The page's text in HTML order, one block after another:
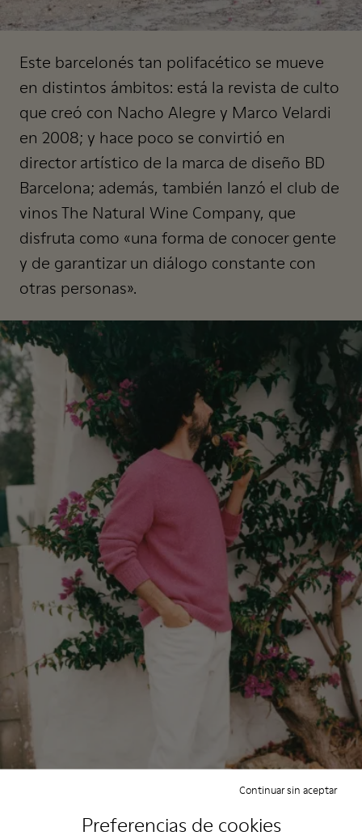
Preferencias de cookies
Continuar sin aceptar
Este barcelonés tan polifacético se mueve
en distintos ámbitos: está la revista de culto
que creó con Nacho Alegre y Marco Velardi
en 2008; y hace poco se convirtió en
director artístico de la marca de diseño BD
Barcelona; además, también lanzó el club de
vinos The Natural Wine Company, que
disfruta como «una forma de conocer gente
y de garantizar un diálogo constante con
otras personas».